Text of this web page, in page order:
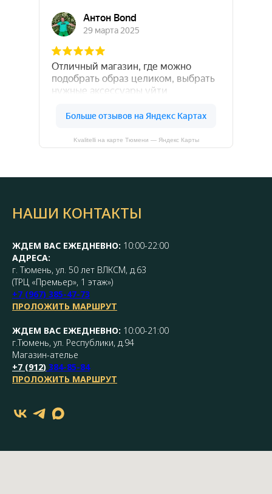
Kvalitelli на карте Тюмени — Яндекс Карты
НАШИ КОНТАКТЫ
ЖДЕМ ВАС ЕЖЕДНЕВНО: 10:00-22:00
АДРЕСА:
г. Тюмень, ул. 50 лет ВЛКСМ, д.63
(ТРЦ «Премьер», 1 этаж»)
+7 (967) 385-47-73
ПРОЛОЖИТЬ МАРШРУТ
ЖДЕМ ВАС ЕЖЕДНЕВНО: 10:00-21:00
г.Тюмень, ул. Республики, д.94
Магазин-ателье
+7 (912) 384-85-84
ПРОЛОЖИТЬ МАРШРУТ